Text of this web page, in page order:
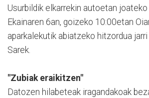
Usurbildik elkarrekin autoetan
Ekainaren 6an, goizeko 10:00etan
aparkalekutik abiatzeko hitzordua
Sarek.
"Zubiak eraikitzen"
Datozen hilabeteak iragandakoak